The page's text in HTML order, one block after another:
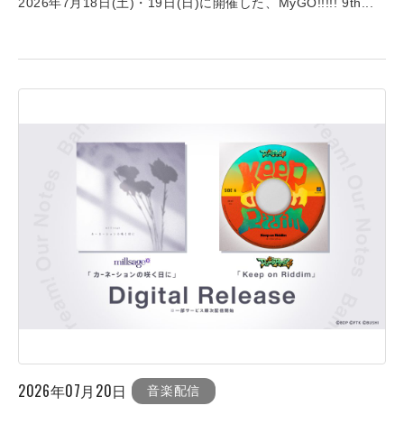
2026年07月20日 音楽配信